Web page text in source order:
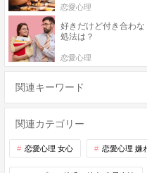
恋愛心理
好きだけど付き合わ
処法は？
恋愛心理
関連キーワード
関連カテゴリー
恋愛心理 女心 恋愛心理 嫌